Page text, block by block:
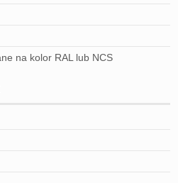
na kolor RAL lub NCS